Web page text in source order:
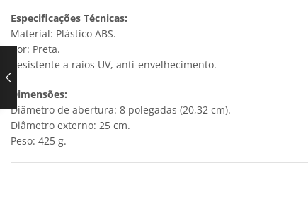
Especificações Técnicas:
Material: Plástico ABS.
Cor: Preta.
Resistente a raios UV, anti-envelhecimento.
Dimensões:
Diâmetro de abertura: 8 polegadas (20,32 cm).
Diâmetro externo: 25 cm.
Peso: 425 g.